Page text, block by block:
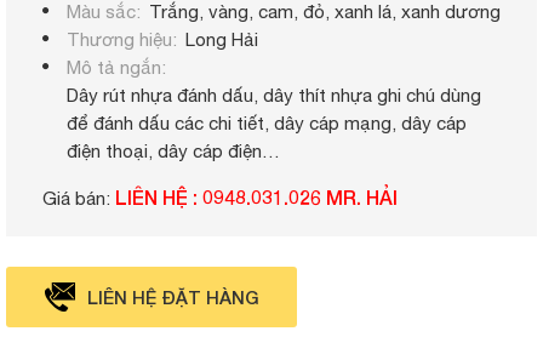
Màu sắc
Trắng, vàng, cam, đỏ, xanh lá, xanh dương
Thương hiệu
Long Hải
Mô tả ngắn
Dây rút nhựa đánh dấu, dây thít nhựa ghi chú dùng
để đánh dấu các chi tiết, dây cáp mạng, dây cáp
điện thoại, dây cáp điện…
Giá bán: LIÊN HỆ : 0948.031.026 MR. HẢI
LIÊN HỆ ĐẶT HÀNG